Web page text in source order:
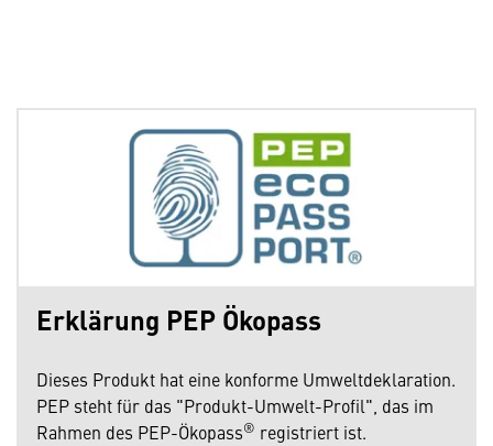
Erklärung PEP Ökopass
Dieses Produkt hat eine konforme Umweltdeklaration.
PEP steht für das "Produkt-Umwelt-Profil", das im
Rahmen des PEP-Ökopass® registriert ist.